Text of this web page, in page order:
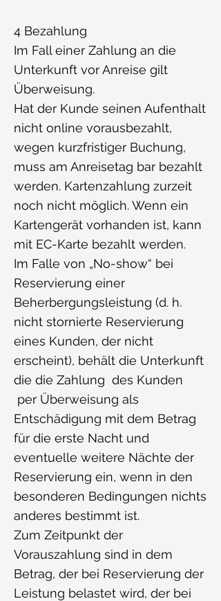
4 Bezahlung
Im Fall einer Zahlung an die
Unterkunft vor Anreise gilt
Überweisung.
Hat der Kunde seinen Aufenthalt
nicht online vorausbezahlt,
wegen kurzfristiger Buchung,
muss am Anreisetag bar bezahlt
werden. Kartenzahlung zurzeit
noch nicht möglich. Wenn ein
Kartengerät vorhanden ist, kann
mit EC-Karte bezahlt werden.
Im Falle von „No-show“ bei
Reservierung einer
Beherbergungsleistung (d. h.
nicht stornierte Reservierung
eines Kunden, der nicht
erscheint), behält die Unterkunft
die die Zahlung des Kunden
per Überweisung als
Entschädigung mit dem Betrag
für die erste Nacht und
eventuelle weitere Nächte der
Reservierung ein, wenn in den
besonderen Bedingungen nichts
anderes bestimmt ist.
Zum Zeitpunkt der
Vorauszahlung sind in dem
Betrag, der bei Reservierung der
Leistung belastet wird, der bei